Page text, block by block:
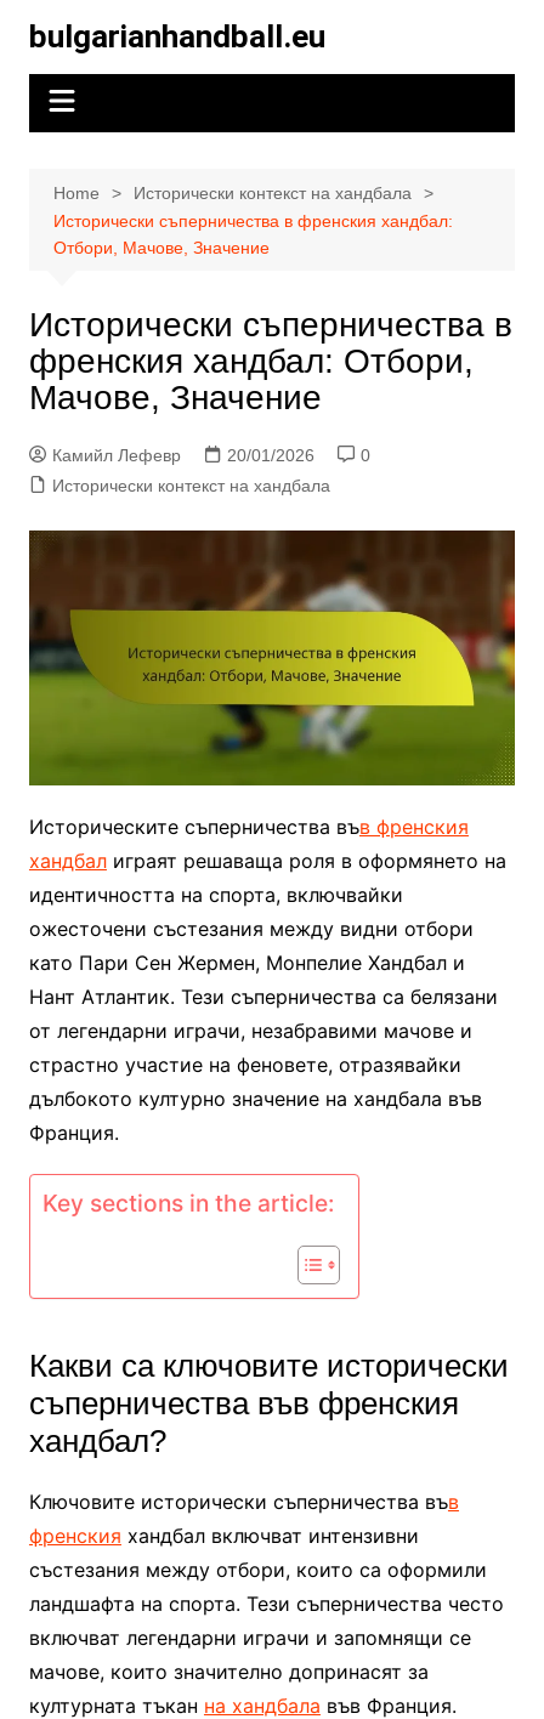
content
bulgarianhandball.eu
Home
Исторически контекст на хандбала
Исторически съперничества в френския хандбал:
Отбори, Мачове, Значение
Исторически съперничества в
френския хандбал: Отбори,
Мачове, Значение
Камийл Лефевр 20/01/2026
0
Исторически контекст на хандбала
Историческите съперничества във френския
хандбалиграят решаваща роля в оформянето на
идентичността на спорта, включвайки
ожесточени състезания между видни отбори
като Пари Сен Жермен, Монпелие Хандбал и
Нант Атлантик. Тези съперничества са белязани
от легендарни играчи, незабравими мачове и
страстно участие на феновете, отразявайки
дълбокото културно значение на хандбала във
Франция.
Key sections in the article:
Какви са ключовите исторически
съперничества във френския
хандбал?
Ключовите исторически съперничества във
френския хандбал включват интензивни
състезания между отбори, които са оформили
ландшафта на спорта. Тези съперничества често
включват легендарни играчи и запомнящи се
мачове, които значително допринасят за
културната тъкан на хандбала във Франция.